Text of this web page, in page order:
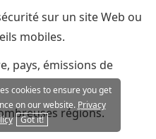
sur un site Web ou
mobiles.
pays, émissions de
régions.
cookies to ensure you get
on our website. Privacy
Got it!